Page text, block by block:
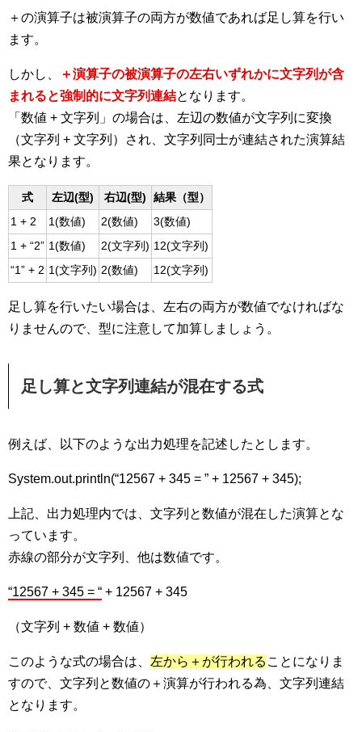
＋の演算子は被演算子の両方が数値であれば足し算を行い
ます。
しかし、
＋演算子の被演算子の左右いずれかに文字列が含
まれると強制的に文字列連結となります。
「数値 + 文字列」の場合は、左辺の数値が文字列に変換
（文字列 + 文字列）され、文字列同士が連結された演算結
果となります。
式 左辺(型) 右辺(型)
結果（型）
1 + 2
1(数値) 2(数値)
3(数値)
1 + “2” 1(数値) 2(文字列) 12(文字列)
“1” + 2 1(文字列) 2(数値) 12(文字列)
足し算を行いたい場合は、左右の両方が数値でなければな
りませんので、型に注意して加算しましょう。
足し算と文字列連結が混在する式
例えば、以下のような出力処理を記述したとします。
System.out.println(“12567 + 345 = ” + 12567 + 345);
上記、出力処理内では、文字列と数値が混在した演算とな
っています。
赤線の部分が文字列、他は数値です。
“12567 + 345 = “ + 12567 + 345
（文字列 + 数値 + 数値）
このような式の場合は、 左から＋が行われる ことになりま
すので、文字列と数値の＋演算が行われる為、文字列連結
となります。